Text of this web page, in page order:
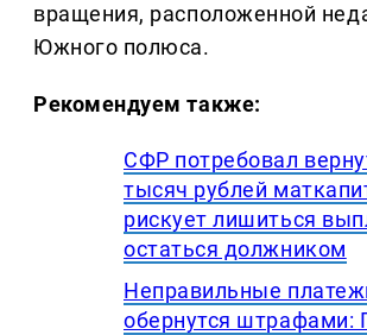
вращения, расположенной
Южного полюса.
Рекомендуем также:
СФР потребовал
тысяч рублей
рискует лишиться
остаться должником
Неправильные
обернутся штрафами: